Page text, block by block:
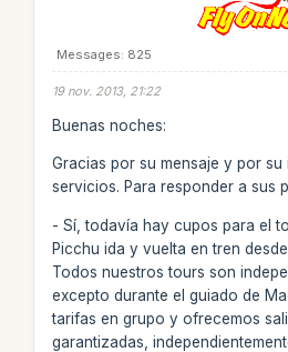
Messages: 825
19 nov. 2013, 21:22
Buenas noches:
Gracias por su mensaje y por su
servicios. Para responder a sus
- Sí, todavía hay cupos para el
Picchu ida y vuelta en tren
Todos nuestros tours son
excepto durante el guiado de
tarifas en grupo y ofrecemos
garantizadas,